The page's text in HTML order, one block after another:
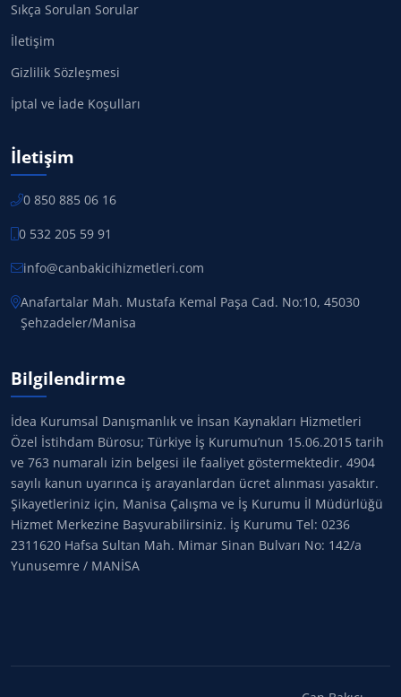
Sıkça Sorulan Sorular
İletişim
Gizlilik Sözleşmesi
İptal ve İade Koşulları
İletişim
0 850 885 06 16
0 532 205 59 91
info@canbakicihizmetleri.com
Anafartalar Mah. Mustafa Kemal Paşa Cad. No:10, 45030
Şehzadeler/Manisa
Bilgilendirme
İdea Kurumsal Danışmanlık ve İnsan Kaynakları Hizmetleri
Özel İstihdam Bürosu; Türkiye İş Kurumu’nun 15.06.2015 tarih
ve 763 numaralı izin belgesi ile faaliyet göstermektedir. 4904
sayılı kanun uyarınca iş arayanlardan ücret alınması yasaktır.
Şikayetleriniz için, Manisa Çalışma ve İş Kurumu İl Müdürlüğü
Hizmet Merkezine Başvurabilirsiniz. İş Kurumu Tel: 0236
2311620 Hafsa Sultan Mah. Mimar Sinan Bulvarı No: 142/a
Yunusemre / MANİSA